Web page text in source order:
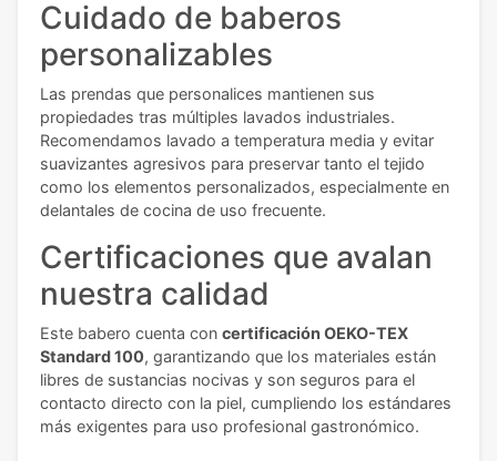
Cuidado de baberos
personalizables
Las prendas que personalices mantienen sus
propiedades tras múltiples lavados industriales.
Recomendamos lavado a temperatura media y evitar
suavizantes agresivos para preservar tanto el tejido
como los elementos personalizados, especialmente en
delantales de cocina de uso frecuente.
Certificaciones que avalan
nuestra calidad
Este babero cuenta con certificación OEKO-TEX
Standard 100, garantizando que los materiales están
libres de sustancias nocivas y son seguros para el
contacto directo con la piel, cumpliendo los estándares
más exigentes para uso profesional gastronómico.